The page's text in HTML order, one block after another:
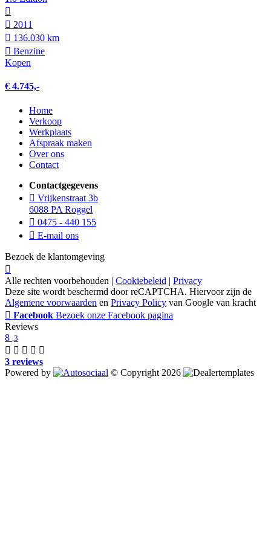
2011
136.030 km
Benzine
Kopen
€ 4.745,-
Home
Verkoop
Werkplaats
Afspraak maken
Over ons
Contact
Contactgegevens
Vrijkenstraat 3b
6088 PA Roggel
0475 - 440 155
E-mail ons
Bezoek de klantomgeving
Alle rechten voorbehouden | Cookiebeleid | Privacy
Deze site wordt beschermd door reCAPTCHA. Hiervoor zijn de
Algemene voorwaarden en Privacy Policy van Google van kracht
Facebook Bezoek onze Facebook pagina
Reviews
8 ,3
3 reviews
Powered by
© Copyright 2026